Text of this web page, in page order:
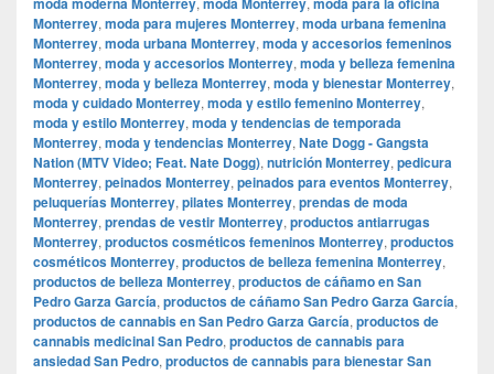
Monterrey, moda para mujeres Monterrey, moda urbana femenina
Monterrey, moda urbana Monterrey, moda y accesorios femeninos
Monterrey, moda y accesorios Monterrey, moda y belleza femenina
Monterrey, moda y belleza Monterrey, moda y bienestar Monterrey,
moda y cuidado Monterrey, moda y estilo femenino Monterrey,
moda y estilo Monterrey, moda y tendencias de temporada
Monterrey, moda y tendencias Monterrey, Nate Dogg - Gangsta
Nation (MTV Video; Feat. Nate Dogg), nutrición Monterrey, pedicura
Monterrey, peinados Monterrey, peinados para eventos Monterrey,
peluquerías Monterrey, pilates Monterrey, prendas de moda
Monterrey, prendas de vestir Monterrey, productos antiarrugas
Monterrey, productos cosméticos femeninos Monterrey, productos
cosméticos Monterrey, productos de belleza femenina Monterrey,
productos de belleza Monterrey, productos de cáñamo en San
Pedro Garza García, productos de cáñamo San Pedro Garza García,
productos de cannabis en San Pedro Garza García, productos de
cannabis medicinal San Pedro, productos de cannabis para
ansiedad San Pedro, productos de cannabis para bienestar San